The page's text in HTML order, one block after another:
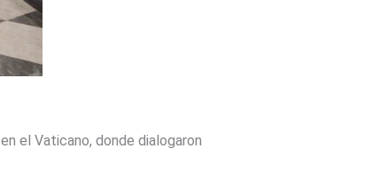
en el Vaticano, donde dialogaron